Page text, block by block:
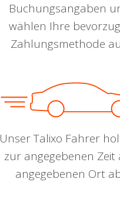
Buchungsangaben
wählen Ihre
Zahlungsmethode
Unser Talixo Fahrer
zur angegebenen Zeit
angegebenen Ort